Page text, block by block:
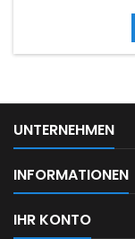
UNTERNEHMEN
INFORMATIONEN
IHR KONTO